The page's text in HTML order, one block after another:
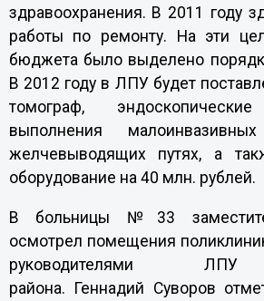
здравоохранения. В 2011 году
работы по ремонту. На эти
бюджета было выделено
В 2012 году в ЛПУ будет
томограф,
выполнения
желчевыводящих путях, а
оборудование на 40 млн. рублей.
В больницы №33
осмотрел помещения
руководителями ЛПУ
района. Геннадий Суворов